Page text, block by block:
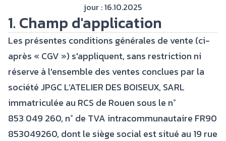
jour : 16.10.2025
1. Champ d'application
Les présentes conditions générales de vente (ci-
après « CGV ») s'appliquent, sans restriction ni
réserve à l'ensemble des ventes conclues par la
société JPGC L’ATELIER DES BOISEUX, SARL
immatriculée au RCS de Rouen sous le n°
853 049 260, n° de TVA intracommunautaire FR90
853049260, dont le siège social est situé au 19 rue